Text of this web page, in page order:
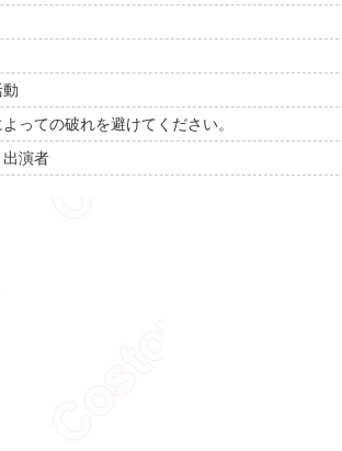
っての破れを避けてください。
演者